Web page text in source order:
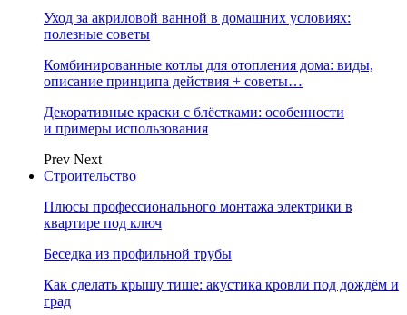
Уход за акриловой ванной в домашних условиях:
полезные советы
Комбинированные котлы для отопления дома: виды,
описание принципа действия + советы…
Декоративные краски с блёстками: особенности
и примеры использования
Prev Next
Строительство
Плюсы профессионального монтажа электрики в
квартире под ключ
Беседка из профильной трубы
Как сделать крышу тише: акустика кровли под дождём и
град